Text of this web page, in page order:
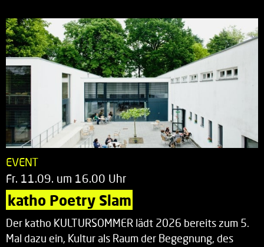
EVENT
Fr. 11.09. um 16.00 Uhr
katho Poetry Slam
Der katho KULTURSOMMER lädt 2026 bereits zum 5.
Mal dazu ein, Kultur als Raum der Begegnung, des